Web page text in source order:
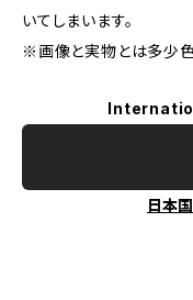
いてしまいます。
※画像と実物とは多少色
日本